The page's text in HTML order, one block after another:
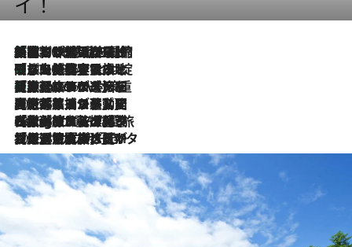
2026.8.6
「荷物が増えるほど旅ストレスは増す」美容ジャーナリストがたどり着いた最終結論。“化粧品を劇的に減らす”感動の凝縮美容とは
2026.8.6
「旅先には金髪ウィッグを持参」日本と同じメイクでは損してる!? 美容ジャーナリストが提案する“掟破りの旅美容”とは
2026.8.6
【厳選旅コスメ】「身軽さ＆UV対策重視！」ヘアアーティストshucoが選んだ夏旅ベストコスメを発表【Mサイズジップ】
2026.8.5
【厳選旅コスメ】国内をあちこち移動する河井菜摘が選んだ夏旅ベストコスメ発表！「リラックスアイテムはマスト」【Mサイズジップ】
2026.8.4
【厳選旅コスメ】「紫外線＆乾燥対策しながらメイク感も！」ヘア＆メイクGeorgeが選んだ夏旅ベストコスメを発表！【Mサイズジップ】
2026.8.3
【厳選旅コスメ】「保湿もタイパ重視！」“サウナ好き”タレント清水みさとが愛用する夏旅ベストコスメを発表！【Mサイズジップ】